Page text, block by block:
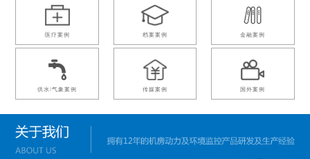
医疗案例 档案案例 金融案例
供水/气象案例 传媒案例 国外案例